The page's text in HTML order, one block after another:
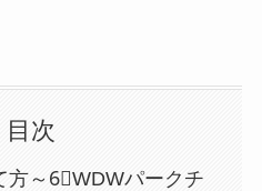
目次
方～6⃣WDWパークチ